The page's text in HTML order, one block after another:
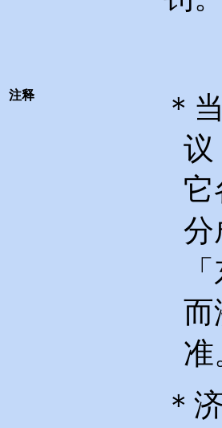
注释
＊
议
它
分
而
准
＊